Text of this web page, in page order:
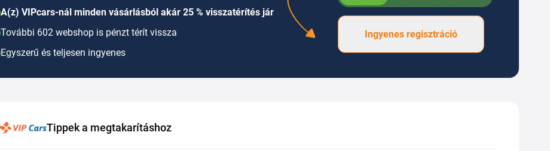
A(z) VIPcars-nál minden vásárlásból akár 25 % visszatérítés jár
További 602 webshop is pénzt térít vissza
Egyszerű és teljesen ingyenes
Ingyenes regisztráció
Tippek a megtakarításhoz